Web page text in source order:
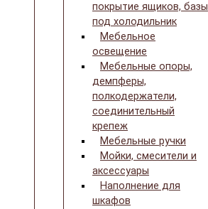
покрытие ящиков, базы
под холодильник
Мебельное
освещение
Мебельные опоры,
демпферы,
полкодержатели,
соединительный
крепеж
Мебельные ручки
Мойки, смесители и
аксессуары
Наполнение для
шкафов